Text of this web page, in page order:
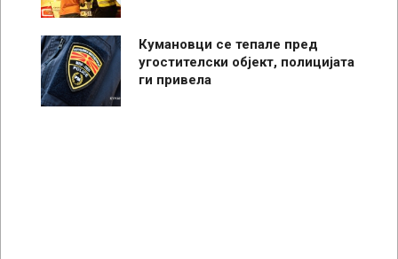
Кумановци се тепале пред
угостителски објект, полицијата
ги привела